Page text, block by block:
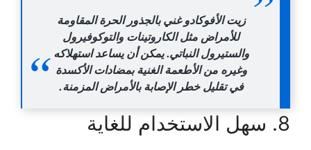
زيت الأفوكادو غني بالجذور الحرة المقاومة
للأمراض مثل الكاروتينات والتوكوفيرول
والستيرول النباتي. يمكن أن يساعد استهلاكه
وغيره من الأطعمة الغنية بمضادات الأكسدة
في تقليل خطر الإصابة بالأمراض المزمنة.
8. سهل الاستخدام للغاية